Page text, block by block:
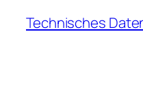
Technisches